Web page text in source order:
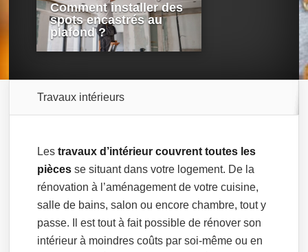
Comment installer des
spots encastrés au
plafond ?
Travaux intérieurs
Lestravaux d’intérieur couvrent toutes les
pièces se situant dans votre logement. De la
rénovation à l’aménagement de votre cuisine,
salle de bains, salon ou encore chambre, tout y
passe. Il est tout à fait possible de rénover son
intérieur à moindres coûts par soi-même ou en